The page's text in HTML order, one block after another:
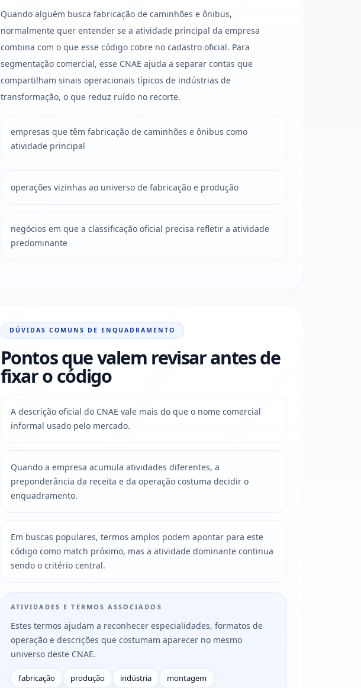
Quando alguém busca fabricação de caminhões e ônibus,
normalmente quer entender se a atividade principal da empresa
combina com o que esse código cobre no cadastro oficial. Para
segmentação comercial, esse CNAE ajuda a separar contas que
compartilham sinais operacionais típicos de indústrias de
transformação, o que reduz ruído no recorte.
empresas que têm fabricação de caminhões e ônibus como
atividade principal
operações vizinhas ao universo de fabricação e produção
negócios em que a classificação oficial precisa refletir a atividade
predominante
DÚVIDAS COMUNS DE ENQUADRAMENTO
Pontos que valem revisar antes de
fixar o código
A descrição oficial do CNAE vale mais do que o nome comercial
informal usado pelo mercado.
Quando a empresa acumula atividades diferentes, a
preponderância da receita e da operação costuma decidir o
enquadramento.
Em buscas populares, termos amplos podem apontar para este
código como match próximo, mas a atividade dominante continua
sendo o critério central.
ATIVIDADES E TERMOS ASSOCIADOS
Estes termos ajudam a reconhecer especialidades, formatos de
operação e descrições que costumam aparecer no mesmo
universo deste CNAE.
fabricação produção indústria
montagem